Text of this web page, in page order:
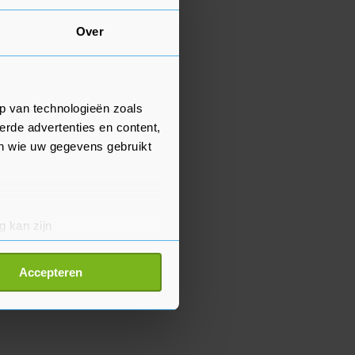
Over
van technologieën zoals
advertenties en content,
wie uw gegevens gebruikt
kan zijn
detailgedeelte
Accepteren